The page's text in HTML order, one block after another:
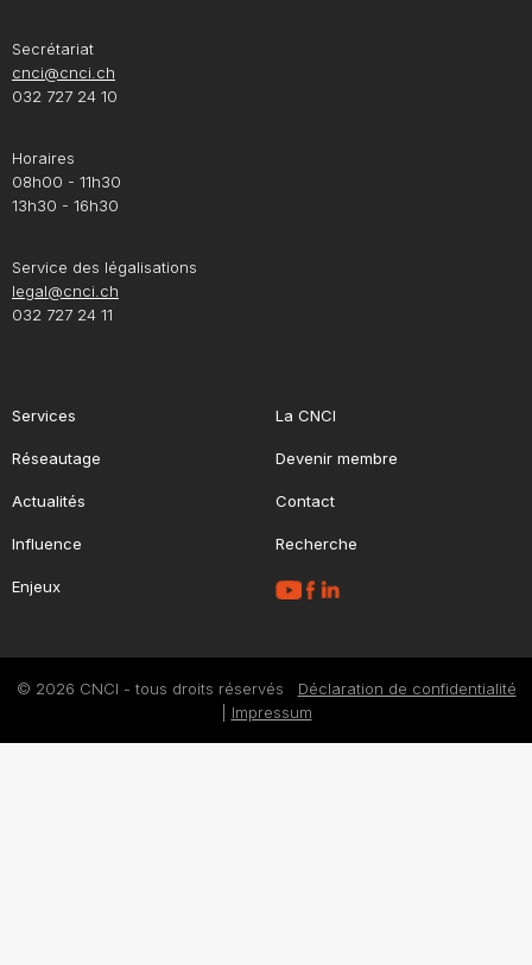
Secrétariat
cnci@cnci.ch
032 727 24 10
Horaires
08h00 - 11h30
13h30 - 16h30
Service des légalisations
legal@cnci.ch
032 727 24 11
Services
Réseautage
Actualités
Influence
Enjeux
La CNCI
Devenir membre
Contact
Recherche
© 2026 CNCI - tous droits réservés Déclaration de confidentialité
Impressum